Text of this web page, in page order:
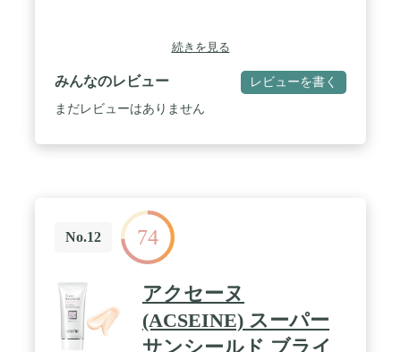
続きを見る
みんなのレビュー レビューを書く
まだレビューはありません
No.12 74
アクセーヌ
(ACSEINE) スーパー
サンシールド ブライ